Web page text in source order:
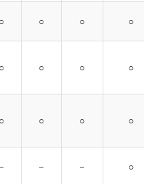
○ ○ ○ ○
○ ○ ○ ○
○ ○ ○ ○
－ － － ○